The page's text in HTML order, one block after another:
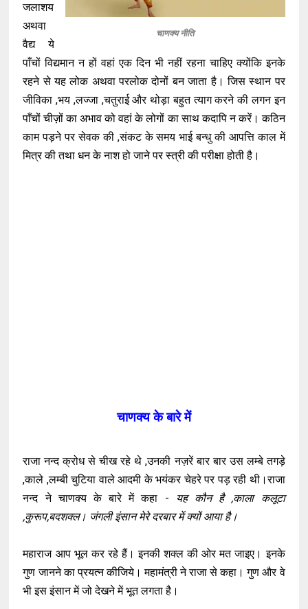
चाणक्य नीति
जलाशय
अथवा
वैद्य ये
पाँचों विद्यमान न हों वहां एक दिन भी नहीं रहना चाहिए क्योंकि इनके
रहने से यह लोक अथवा परलोक दोनों बन जाता है। जिस स्थान पर
जीविका ,भय ,लज्जा ,चतुराई और थोड़ा बहुत त्याग करने की लगन इन
पाँचों चीज़ों का अभाव को वहां के लोगों का साथ कदापि न करें। कठिन
काम पड़ने पर सेवक की ,संकट के समय भाई बन्धु की आपत्ति काल में
मित्र की तथा धन के नाश हो जाने पर स्त्री की परीक्षा होती है।
चाणक्य के बारे में
राजा नन्द क्रोध से चीख रहे थे ,उनकी नज़रें बार बार उस लम्बे तगड़े
,काले ,लम्बी चुटिया वाले आदमी के भयंकर चेहरे पर पड़ रही थी।राजा
नन्द ने चाणक्य के बारे में कहा -
यह कौन है ,काला कलूटा
,कुरूप,बदशक्ल। जंगली इंसान मेरे दरबार में क्यों आया है।
महाराज आप भूल कर रहे हैं। इनकी शक्ल की ओर मत जाइए। इनके
गुण जानने का प्रयत्न कीजिये। महामंत्री ने राजा से कहा। गुण और वे
भी इस इंसान में जो देखने में भूत लगता है।